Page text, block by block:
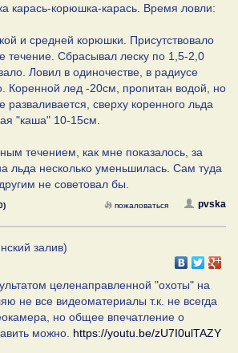
карась-корюшка-карась. Время ловли:
и средней корюшки. Присутствовало
течение. Сбрасывал леску по 1,5-2,0
Ловил в одиночестве, в радиусе
Коренной лед -20см, пропитан водой, но
разваливается, сверху коренного льда
"каша" 10-15см.
течением, как мне показалось, за
льда несколько уменьшилась. Сам туда
не советовал бы.
pvska
пожаловаться
залив)
целенаправленной "охоты" на
не все видеоматериалы т.к. не всегда
но общее впечатление о
можно. https://youtu.be/zU7I0ulTAZY